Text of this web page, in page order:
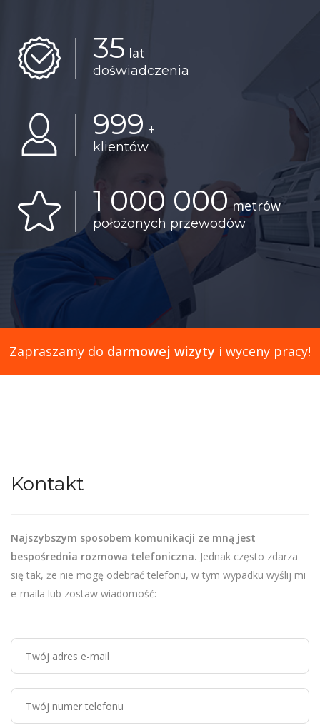
35 lat
doświadczenia
999 +
klientów
1 000 000 metrów
położonych przewodów
Zapraszamy do darmowej wizyty i wyceny pracy!
Kontakt
Najszybszym sposobem komunikacji ze mną jest
bespośrednia rozmowa telefoniczna. Jednak często zdarza
się tak, że nie mogę odebrać telefonu, w tym wypadku wyślij mi
e-maila lub zostaw wiadomość: